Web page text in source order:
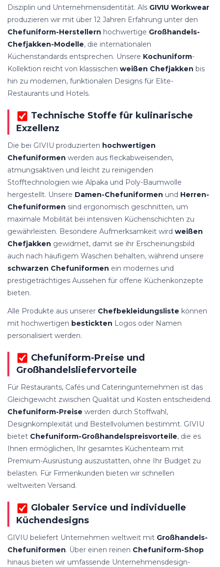
Disziplin und Unternehmensidentität. Als GIVIU Workwear
produzieren wir mit über 12 Jahren Erfahrung unter den
Chefuniform-Herstellern hochwertige Großhandels-
Chefjakken-Modelle, die internationalen
Küchenstandards entsprechen. Unsere Kochuniform-
Kollektion reicht von klassischen weißen Chefjakken bis
hin zu modernen, funktionalen Designs für Elite-
Restaurants und Hotels.
Technische Stoffe für kulinarische
Exzellenz
Die bei GIVIU produzierten hochwertigen
Chefuniformen werden aus fleckabweisenden,
atmungsaktiven und leicht zu reinigenden
Stofftechnologien wie Alpaka und Poly-Baumwolle
hergestellt. Unsere Damen-Chefuniformen und Herren-
Chefuniformen sind ergonomisch geschnitten, um
maximale Mobilität bei intensiven Küchenschichten zu
gewährleisten. Besondere Aufmerksamkeit wird weißen
Chefjakken gewidmet, damit sie ihr Erscheinungsbild
auch nach häufigem Waschen behalten, während unsere
schwarzen Chefuniformen ein modernes und
prestigeträchtiges Aussehen für offene Küchenkonzepte
bieten.
Alle Produkte aus unserer Chefbekleidungsliste können
mit hochwertigen bestickten Logos oder Namen
personalisiert werden.
Chefuniform-Preise und
Großhandelsliefervorteile
Für Restaurants, Cafés und Cateringunternehmen ist das
Gleichgewicht zwischen Qualität und Kosten entscheidend.
Chefuniform-Preise werden durch Stoffwahl,
Designkomplexität und Bestellvolumen bestimmt. GIVIU
bietet Chefuniform-Großhandelspreisvorteile, die es
Ihnen ermöglichen, Ihr gesamtes Küchenteam mit
Premium-Ausrüstung auszustatten, ohne Ihr Budget zu
belasten. Für Firmenkunden bieten wir schnellen
weltweiten Versand.
Globaler Service und individuelle
Küchendesigns
GIVIU beliefert Unternehmen weltweit mit Großhandels-
Chefuniformen. Über einen reinen Chefuniform-Shop
hinaus bieten wir umfassende Unternehmensdesign-